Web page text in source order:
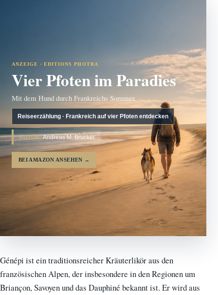
ANZEIGE · EDITIONS PHOTRA
Vier Pfoten im Paradies
Mit dem Hund durch Frankreichs Sommer.
Reiseerzählung · Frankreich auf vier Pfoten entdecken
AUTOR:Andreas M. Brucker
BEI AMAZON ANSEHEN →
Génépi ist ein traditionsreicher Kräuterlikör aus den
französischen Alpen, der insbesondere in den Regionen um
Briançon, Savoyen und das Dauphiné bekannt ist. Er wird aus